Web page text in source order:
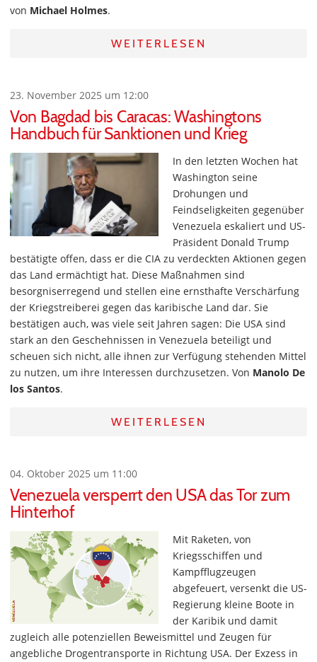
von Michael Holmes.
WEITERLESEN
23. November 2025 um 12:00
Von Bagdad bis Caracas: Washingtons
Handbuch für Sanktionen und Krieg
In den letzten Wochen hat
Washington seine
Drohungen und
Feindseligkeiten gegenüber
Venezuela eskaliert und US-
Präsident Donald Trump
bestätigte offen, dass er die CIA zu verdeckten Aktionen gegen
das Land ermächtigt hat. Diese Maßnahmen sind
besorgniserregend und stellen eine ernsthafte Verschärfung
der Kriegstreiberei gegen das karibische Land dar. Sie
bestätigen auch, was viele seit Jahren sagen: Die USA sind
stark an den Geschehnissen in Venezuela beteiligt und
scheuen sich nicht, alle ihnen zur Verfügung stehenden Mittel
zu nutzen, um ihre Interessen durchzusetzen. Von Manolo De
los Santos.
WEITERLESEN
04. Oktober 2025 um 11:00
Venezuela versperrt den USA das Tor zum
Hinterhof
Mit Raketen, von
Kriegsschiffen und
Kampfflugzeugen
abgefeuert, versenkt die US-
Regierung kleine Boote in
der Karibik und damit
zugleich alle potenziellen Beweismittel und Zeugen für
angebliche Drogentransporte in Richtung USA. Der Exzess in